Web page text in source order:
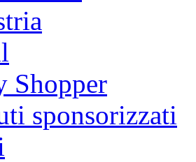
Shopper
sponsorizzati